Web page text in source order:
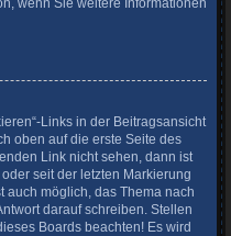
wenn Sie weitere Informationen
Links in der Beitragsansicht
oben auf die erste Seite des
Link nicht sehen, dann ist
seit der letzten Markierung
auch möglich, das Thema nach
darauf schreiben. Stellen
Boards beachten! Es wird